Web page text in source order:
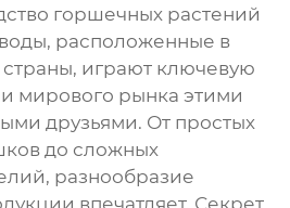
горшечных растений
расположенные в
страны, играют ключевую
мирового рынка этими
друзьями. От простых
до сложных
разнообразие